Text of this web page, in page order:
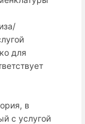
для
в
с услугой